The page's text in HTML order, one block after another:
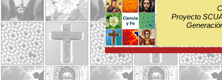
Proyecto